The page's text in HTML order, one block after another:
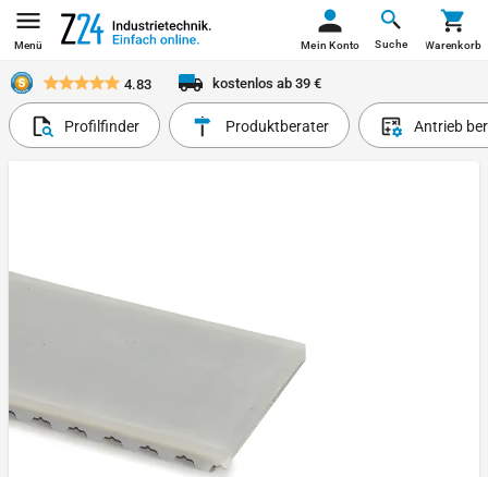
Menü Suche
Mein Konto Warenkorb
4.83 kostenlos ab 39 €
Profilfinder Produktberater Antrieb